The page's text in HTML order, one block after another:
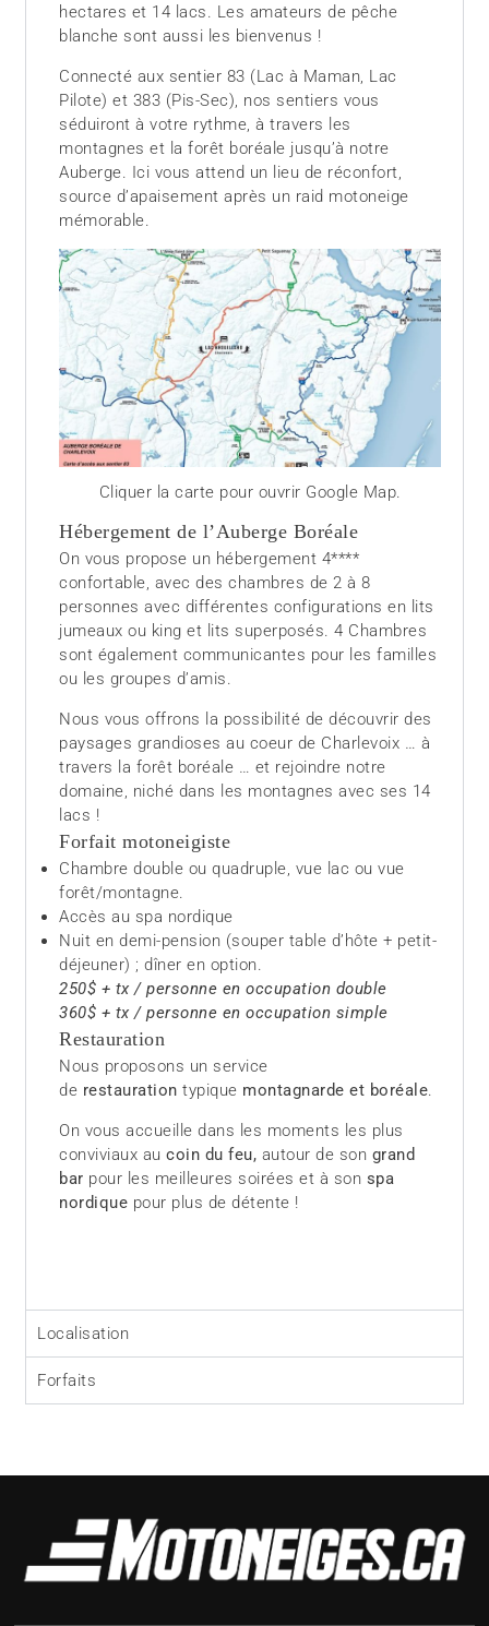
hectares et 14 lacs. Les amateurs de pêche
blanche sont aussi les bienvenus !
Connecté aux sentier 83 (Lac à Maman, Lac
Pilote) et 383 (Pis-Sec), nos sentiers vous
séduiront à votre rythme, à travers les
montagnes et la forêt boréale jusqu’à notre
Auberge. Ici vous attend un lieu de réconfort,
source d’apaisement après un raid motoneige
mémorable.
Cliquer la carte pour ouvrir Google Map.
Hébergement de l’Auberge Boréale
On vous propose un hébergement 4****
confortable, avec des chambres de 2 à 8
personnes avec différentes configurations en lits
jumeaux ou king et lits superposés. 4 Chambres
sont également communicantes pour les familles
ou les groupes d’amis.
Nous vous offrons la possibilité de découvrir des
paysages grandioses au coeur de Charlevoix … à
travers la forêt boréale … et rejoindre notre
domaine, niché dans les montagnes avec ses 14
lacs !
Forfait motoneigiste
Chambre double ou quadruple, vue lac ou vue
forêt/montagne.
Accès au spa nordique
Nuit en demi-pension (souper table d’hôte + petit-
déjeuner) ; dîner en option.
250$ + tx / personne en occupation double
360$ + tx / personne en occupation simple
Restauration
Nous proposons un service
de restauration typique montagnarde et boréale.
On vous accueille dans les moments les plus
conviviaux aucoin du feu, autour de son grand
bar pour les meilleures soirées et à son spa
nordique pour plus de détente !
Localisation
Forfaits